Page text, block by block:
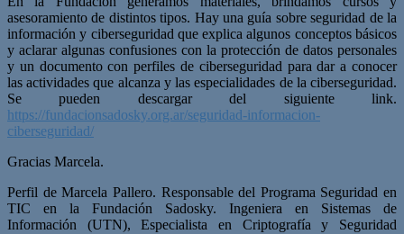
asesoramiento de distintos tipos. Hay una guía sobre seguridad de la
información y ciberseguridad que explica algunos conceptos básicos
y aclarar algunas confusiones con la protección de datos personales
y un documento con perfiles de ciberseguridad para dar a conocer
las actividades que alcanza y las especialidades de la ciberseguridad.
Se pueden descargar del siguiente link.
https://fundacionsadosky.org.ar/seguridad-informacion-
ciberseguridad/
Gracias Marcela.
Perfil de Marcela Pallero. Responsable del Programa Seguridad en
TIC en la Fundación Sadosky. Ingeniera en Sistemas de
Información (UTN), Especialista en Criptografía y Seguridad